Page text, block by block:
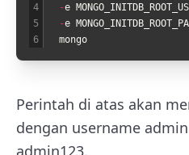
4
5
6
-e
-e
mongo
Perintah di atas akan
dengan username admin
admin123.